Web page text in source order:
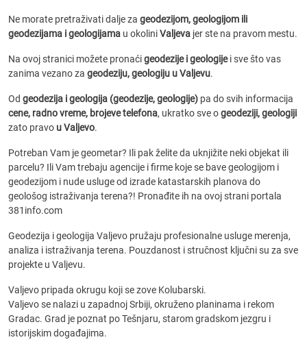
Ne morate pretraživati dalje za geodezijom, geologijom ili
geodezijama i geologijama u okoliniValjeva jer ste na pravom mestu.
Na ovoj stranici možete pronaćigeodezije i geologijei sve što vas
zanima vezano za geodeziju, geologiju u Valjevu.
Od geodezija i geologija (geodezije, geologije) pa do svih informacija
cene, radno vreme, brojeve telefona, ukratko sve ogeodeziji, geologiji
zato pravo u Valjevo.
Potreban Vam je geometar? Ili pak želite da uknjižite neki objekat ili
parcelu? Ili Vam trebaju agencije i firme koje se bave geologijom i
geodezijom i nude usluge od izrade katastarskih planova do
geološog istraživanja terena?! Pronađite ih na ovoj strani portala
381info.com
Geodezija i geologija Valjevo pružaju profesionalne usluge merenja,
analiza i istraživanja terena. Pouzdanost i stručnost ključni su za sve
projekte u Valjevu.
Valjevo pripada okrugu koji se zove Kolubarski.
Valjevo se nalazi u zapadnoj Srbiji, okruženo planinama i rekom
Gradac. Grad je poznat po Tešnjaru, starom gradskom jezgru i
istorijskim događajima.